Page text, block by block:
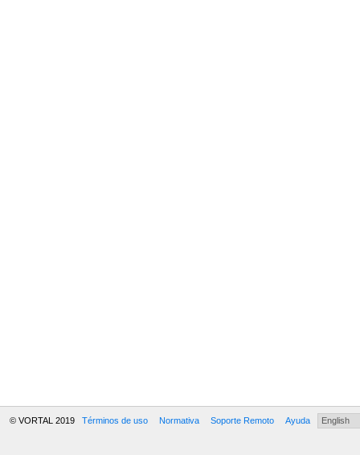
© VORTAL 2019 Términos de uso Normativa Soporte Remoto Ayuda